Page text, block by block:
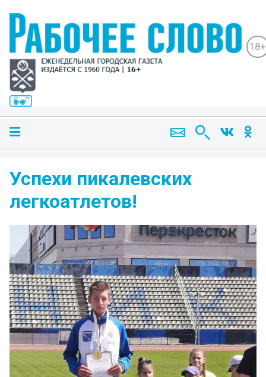
18+
Успехи пикалевских
легкоатлетов!